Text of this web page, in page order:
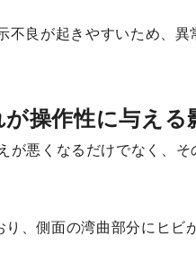
良が起きやすいため、異
操作性に与える
悪くなるだけでなく、そ
、側面の湾曲部分にヒビ